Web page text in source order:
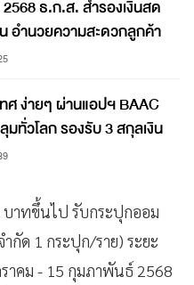
ธ.ก.ส. สำรองเงินสด
อำนวยความสะดวกลูกค้า
ทศ ง่ายๆ ผ่านแอปฯ BAAC
ทั่วโลก รองรับ 3 สกุลเงิน
าทขึ้นไป รับกระปุกออม
กัด 1 กระปุก/ราย) ระยะ
าคม - 15 กุมภาพันธ์ 2568